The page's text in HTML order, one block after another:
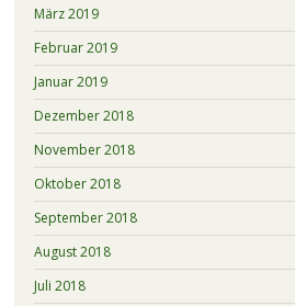
März 2019
Februar 2019
Januar 2019
Dezember 2018
November 2018
Oktober 2018
September 2018
August 2018
Juli 2018